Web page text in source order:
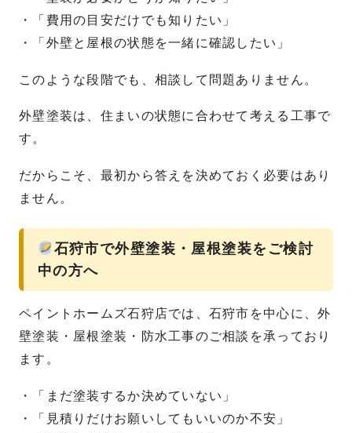
・「費用の目安だけでも知りたい」
・「外壁と屋根の状態を一緒に確認したい」
このような段階でも、相談して問題ありません。
外壁塗装は、住まいの状態に合わせて考える工事で
す。
だからこそ、最初から答えを決めておく必要はあり
ません。
石狩市で外壁塗装・屋根塗装をご検討
中の方へ
ペイントホームズ石狩店では、石狩市を中心に、外
壁塗装・屋根塗装・防水工事のご相談を承っており
ます。
・「まだ塗装するか決めていない」
・「見積りだけお願いしてもいいのか不安」